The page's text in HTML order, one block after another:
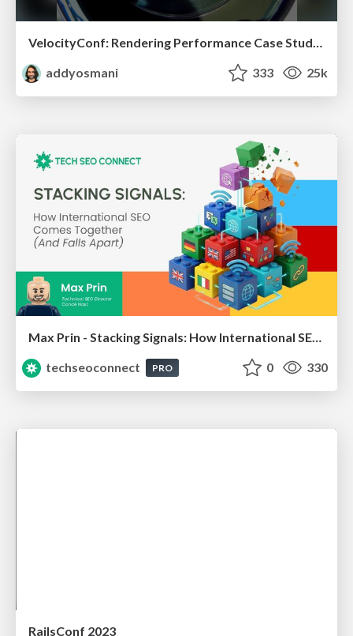
VelocityConf: Rendering Performance Case Studies
addyosmani
333 25k
techseoconnect
PRO 0 330
RailsConf 2023